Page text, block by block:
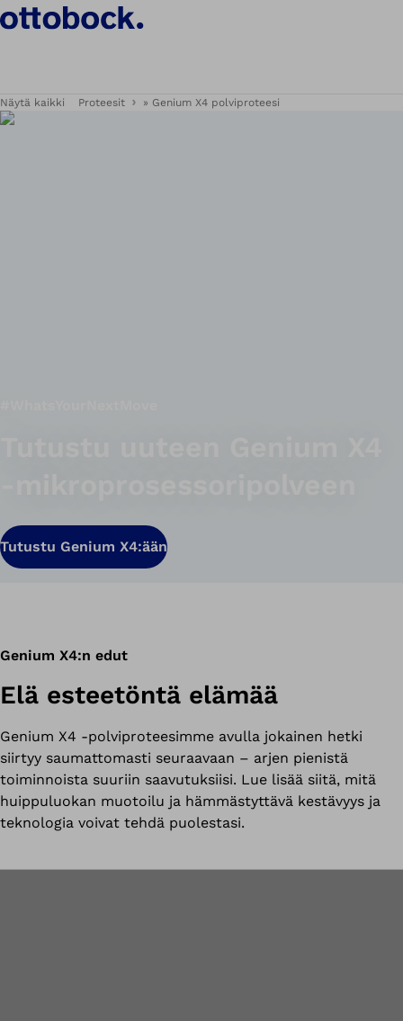
Näytä kaikki Proteesit » Genium X4 polviproteesi
Tutustu Genium X4:ään
Genium X4:n edut
Elä esteetöntä elämää
Genium X4 -polviproteesimme avulla jokainen hetki
siirtyy saumattomasti seuraavaan – arjen pienistä
toiminnoista suuriin saavutuksiisi. Lue lisää siitä, mitä
huippuluokan muotoilu ja hämmästyttävä kestävyys ja
teknologia voivat tehdä puolestasi.